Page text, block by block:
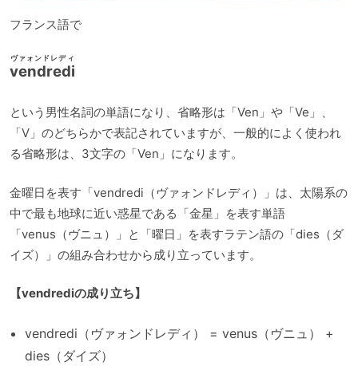
フランス語で
vendredi
ヴァォンドレディ
という男性名詞の単語になり、省略形は「Ven」や「Ve」、
「V」のどちらかで表記されていますが、一般的によく使われ
る省略形は、3文字の「Ven」になります。
金曜日を表す「vendredi（ヴァォンドレディ）」は、太陽系の
中で最も地球に近い惑星である「金星」を表す単語
「venus（ヴニュ）」と「曜日」を表すラテン語の「dies（ダ
イズ）」の組み合わせから成り立っています。
【vendrediの成り立ち】
vendredi（ヴァォンドレディ） = venus（ヴニュ） +
dies（ダイズ）